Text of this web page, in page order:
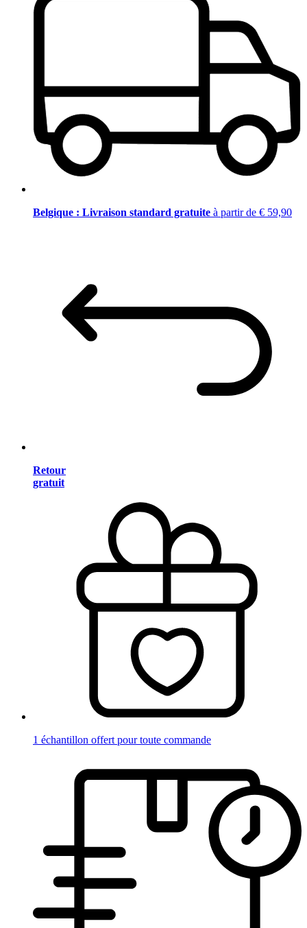
Belgique : Livraison standard gratuite à partir de € 59,90
Retour
gratuit
1 échantillon offert pour toute commande